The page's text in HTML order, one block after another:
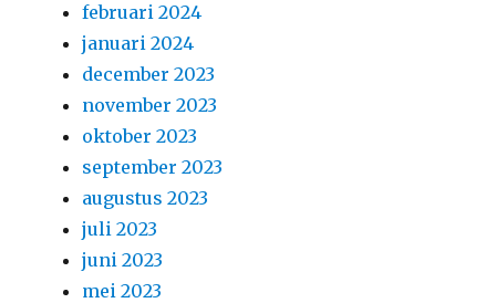
februari 2024
januari 2024
december 2023
november 2023
oktober 2023
september 2023
augustus 2023
juli 2023
juni 2023
mei 2023